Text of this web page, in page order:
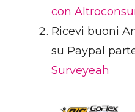
con
Ricevi buoni
su Paypal
Surveyeah